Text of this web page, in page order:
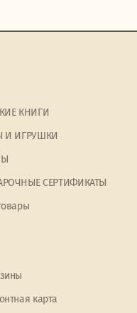
КНИГИ
И ИГРУШКИ
СЕРТИФИКАТЫ
карта